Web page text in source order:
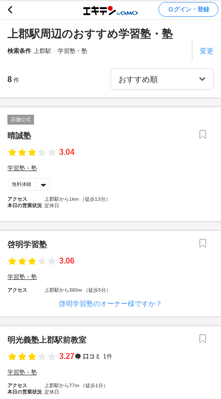
ログイン・登録
上郡駅周辺のおすすめ学習塾・塾
検索条件 上郡駅 学習塾・塾 変更
8 件
店舗公式
晴誠塾
3.04
学習塾・塾
無料体験
アクセス
上郡駅から1km （徒歩13分）
本日の営業状況 定休日
啓明学習塾
3.06
学習塾・塾
アクセス 上郡駅から380m （徒歩5分）
啓明学習塾のオーナー様ですか？
明光義塾上郡駅前教室
3.27
口コミ 1件
学習塾・塾
アクセス
上郡駅から77m （徒歩1分）
本日の営業状況 定休日